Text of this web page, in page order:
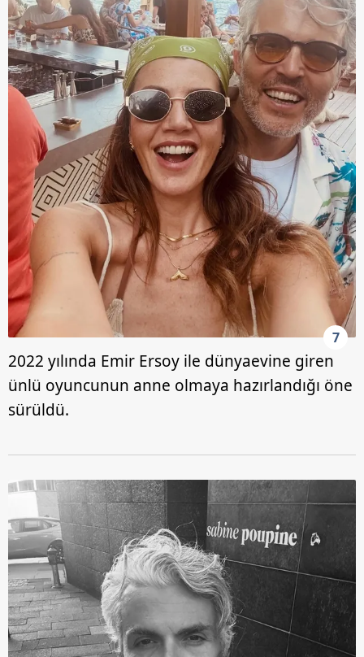
7
2022 yılında Emir Ersoy ile dünyaevine giren
ünlü oyuncunun anne olmaya hazırlandığı öne
sürüldü.